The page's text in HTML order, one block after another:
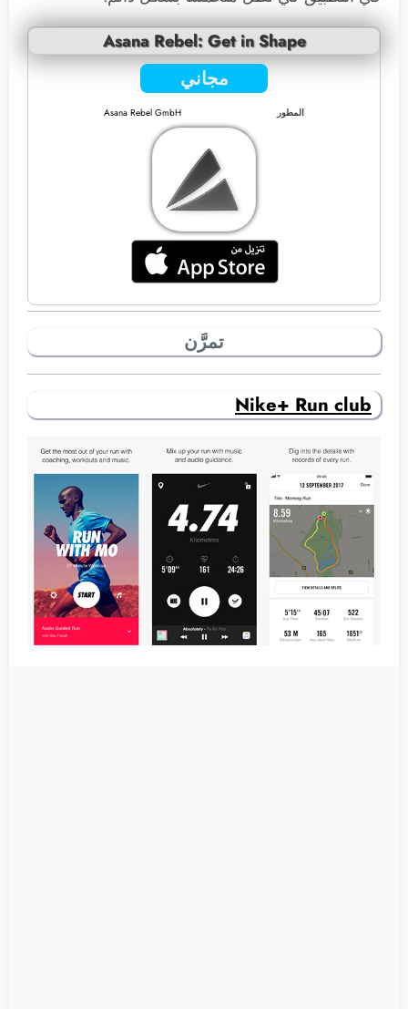
Asana Rebel: Get in Shape
مجاني
المطور Asana Rebel GmbH
تمرَّن
Nike+ Run club